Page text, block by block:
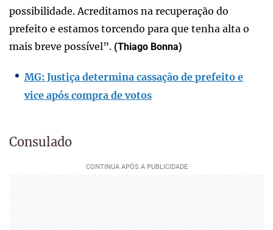
possibilidade. Acreditamos na recuperação do
prefeito e estamos torcendo para que tenha alta o
mais breve possível”. (Thiago Bonna)
MG: Justiça determina cassação de prefeito e
vice após compra de votos
Consulado